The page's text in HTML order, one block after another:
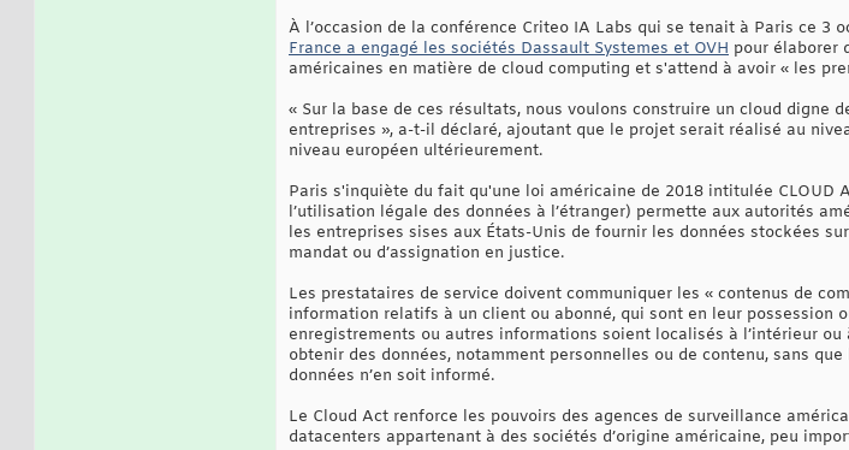
À l’occasion de la conférence Criteo IA Labs qui se tenait à Paris ce 3
France a engagé les sociétés Dassault Systemes et OVH pour élaborer
américaines en matière de cloud computing et s'attend à avoir « les
« Sur la base de ces résultats, nous voulons construire un cloud digne
entreprises », a-t-il déclaré, ajoutant que le projet serait réalisé au
niveau européen ultérieurement.
Paris s'inquiète du fait qu'une loi américaine de 2018 intitulée
l’utilisation légale des données à l’étranger) permette aux autorités
les entreprises sises aux États-Unis de fournir les données stockées
mandat ou d’assignation en justice.
Les prestataires de service doivent communiquer les « contenus de
information relatifs à un client ou abonné, qui sont en leur possession
enregistrements ou autres informations soient localisés à l’intérieur
obtenir des données, notamment personnelles ou de contenu, sans
données n’en soit informé.
Le Cloud Act renforce les pouvoirs des agences de surveillance
datacenters appartenant à des sociétés d’origine américaine, peu